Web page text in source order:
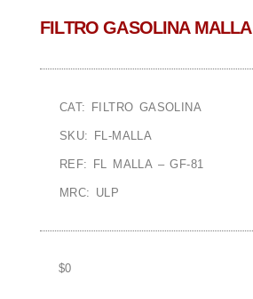
FILTRO GASOLINA MALLA
CAT: FILTRO GASOLINA
SKU: FL-MALLA
REF: FL MALLA – GF-81
MRC: ULP
$0